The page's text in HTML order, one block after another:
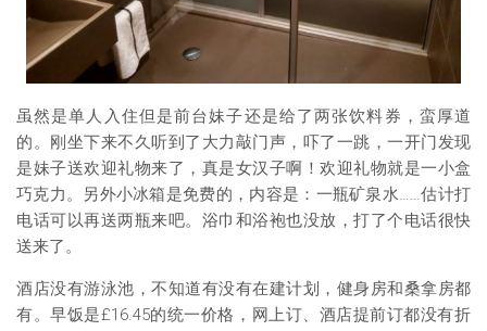
虽然是单人入住但是前台妹子还是给了两张饮料券，蛮厚道
的。刚坐下来不久听到了大力敲门声，吓了一跳，一开门发现
是妹子送欢迎礼物来了，真是女汉子啊！欢迎礼物就是一小盒
巧克力。另外小冰箱是免费的，内容是：一瓶矿泉水……估计打
电话可以再送两瓶来吧。浴巾和浴袍也没放，打了个电话很快
送来了。
酒店没有游泳池，不知道有没有在建计划，健身房和桑拿房都
有。早饭是£16.45的统一价格，网上订、酒店提前订都没有折